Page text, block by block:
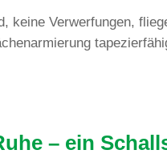
keine Ver­wer­fungen,
– ein